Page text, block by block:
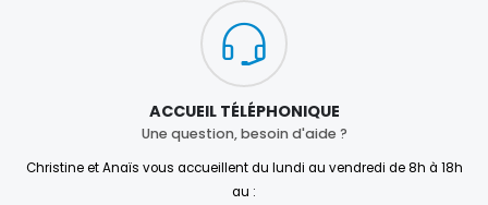
ACCUEIL TÉLÉPHONIQUE
Une question, besoin d'aide ?
Christine et Anaïs vous accueillent du lundi au vendredi de 8h à 18h
au :